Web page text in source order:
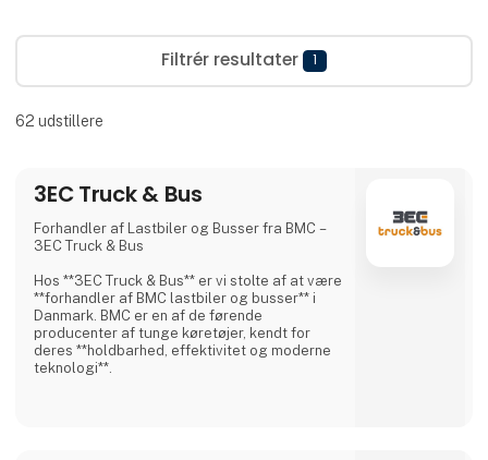
Filtrér resultater 1
62 udstillere
3EC Truck & Bus
Forhandler af Lastbiler og Busser fra BMC –
3EC Truck & Bus
Hos **3EC Truck & Bus** er vi stolte af at være
**forhandler af BMC lastbiler og busser** i
Danmark. BMC er en af de førende
producenter af tunge køretøjer, kendt for
deres **holdbarhed, effektivitet og moderne
teknologi**.